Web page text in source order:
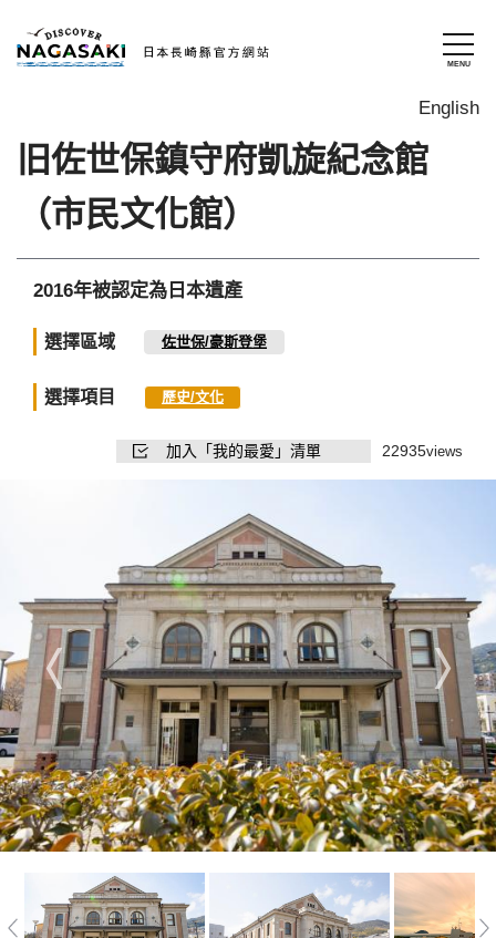
English
旧佐世保鎮守府凱旋紀念館
（市民文化館）
2016年被認定為日本遺產
選擇區域 佐世保/豪斯登堡
選擇項目 歷史/文化
加入「我的最愛」清單 22935views